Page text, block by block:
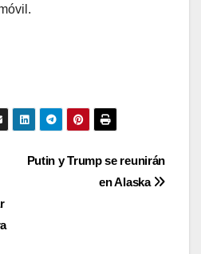
Putin y Trump se reunirán
en Alaska